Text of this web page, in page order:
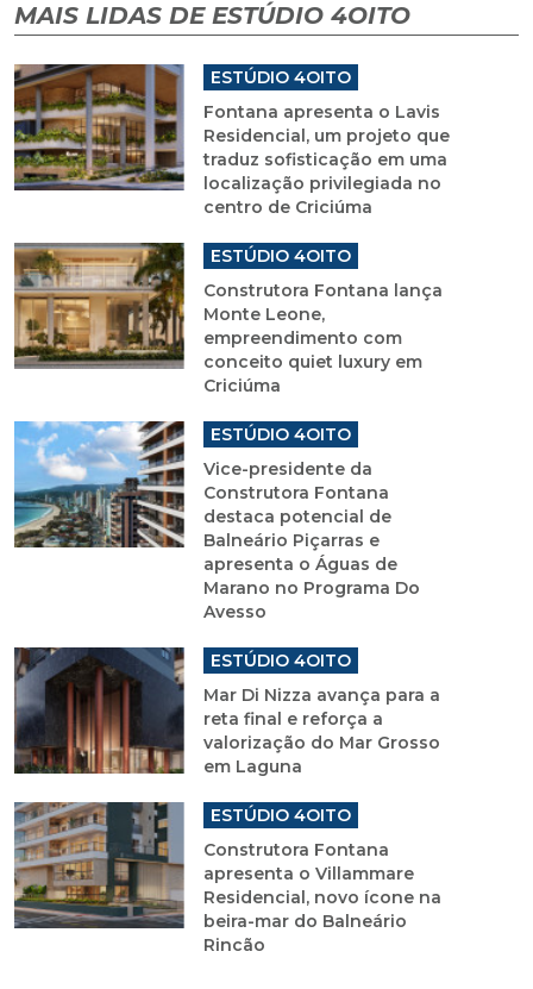
MAIS LIDAS DE ESTÚDIO 4OITO
ESTÚDIO 4OITO
Fontana apresenta o Lavis
Residencial, um projeto que
traduz sofisticação em uma
localização privilegiada no
centro de Criciúma
ESTÚDIO 4OITO
Construtora Fontana lança
Monte Leone,
empreendimento com
conceito quiet luxury em
Criciúma
ESTÚDIO 4OITO
Vice-presidente da
Construtora Fontana
destaca potencial de
Balneário Piçarras e
apresenta o Águas de
Marano no Programa Do
Avesso
ESTÚDIO 4OITO
Mar Di Nizza avança para a
reta final e reforça a
valorização do Mar Grosso
em Laguna
ESTÚDIO 4OITO
Construtora Fontana
apresenta o Villammare
Residencial, novo ícone na
beira-mar do Balneário
Rincão